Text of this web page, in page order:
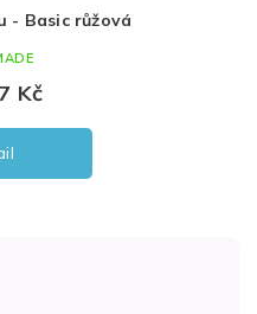
- Basic růžová
Kč